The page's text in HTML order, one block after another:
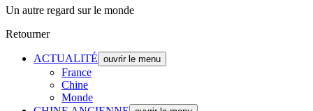
Un autre regard sur le monde
Retourner
ACTUALITÉ ouvrir le menu
France
Chine
Monde